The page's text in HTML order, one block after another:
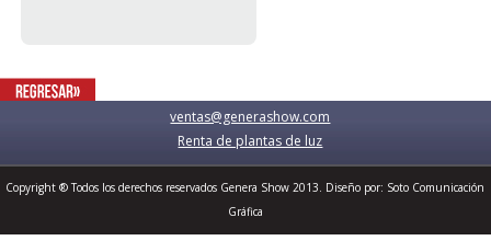
ventas@generashow.com
Renta de plantas de luz
Copyright ® Todos los derechos reservados Genera Show 2013. Diseño por: Soto Comunicación
Gráfica